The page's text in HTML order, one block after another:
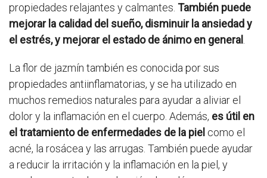
propiedades relajantes y calmantes. También puede
mejorar la calidad del sueño, disminuir la ansiedad y
el estrés, y mejorar el estado de ánimo en general
La flor de jazmín también es conocida por sus
propiedades antiinflamatorias, y se ha utilizado en
muchos remedios naturales para ayudar a aliviar el
dolor y la inflamación en el cuerpo. Además, es útil en
el tratamiento de enfermedades de la piel como el
acné, la rosácea y las arrugas. También puede ayudar
a reducir la irritación y la inflamación en la piel, y